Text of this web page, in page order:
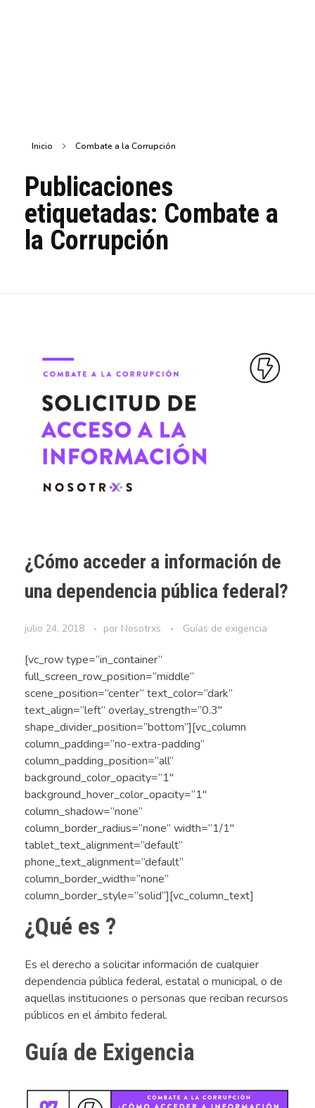
Inicio Combate a la Corrupción
Publicaciones
etiquetadas: Combate a
la Corrupción
¿Cómo acceder a información de
una dependencia pública federal?
julio 24, 2018 por Nosotrxs Guías de exigencia
[vc_row type=”in_container”
full_screen_row_position=”middle”
scene_position=”center” text_color=”dark”
text_align=”left” overlay_strength=”0.3″
shape_divider_position=”bottom”][vc_column
column_padding=”no-extra-padding”
column_padding_position=”all”
background_color_opacity=”1″
background_hover_color_opacity=”1″
column_shadow=”none”
column_border_radius=”none” width=”1/1″
tablet_text_alignment=”default”
phone_text_alignment=”default”
column_border_width=”none”
column_border_style=”solid”][vc_column_text]
¿Qué es ?
Es el derecho a solicitarinformación de cualquier
dependencia pública federal, estatal o municipal, o de
aquellas instituciones o personas que reciban recursos
públicos en el ámbito federal.
Guía de Exigencia